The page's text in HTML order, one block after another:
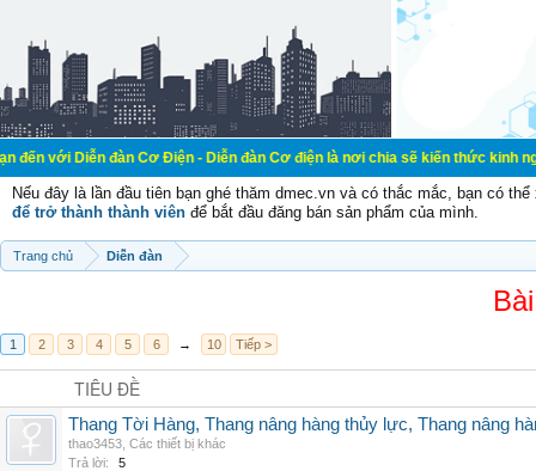
đàn Cơ Điện - Diễn đàn Cơ điện là nơi chia sẽ kiến thức kinh nghiệm
Nếu đây là lần đầu tiên bạn ghé thăm dmec.vn và có thắc mắc, bạn có
để trở thành thành viên để bắt đầu đăng bán sản phẩm của mình.
Trang chủ Diễn đàn
1 2 3 4 5 6 → 10 Tiếp >
TIÊU ĐỀ
Thang Tời Hàng, Thang nâng hàng thủy lực, Thang nâng
thao3453 Các thiết bị khác
Trả lời:
5